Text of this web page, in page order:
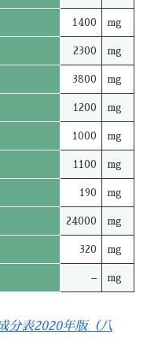
1400 mg
2300 mg
3800 mg
1200 mg
1000 mg
1100 mg
190 mg
24000 mg
320 mg
– mg
分表2020年版（八